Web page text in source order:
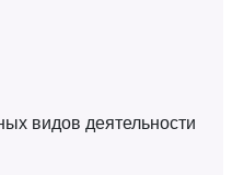
видов деятельности